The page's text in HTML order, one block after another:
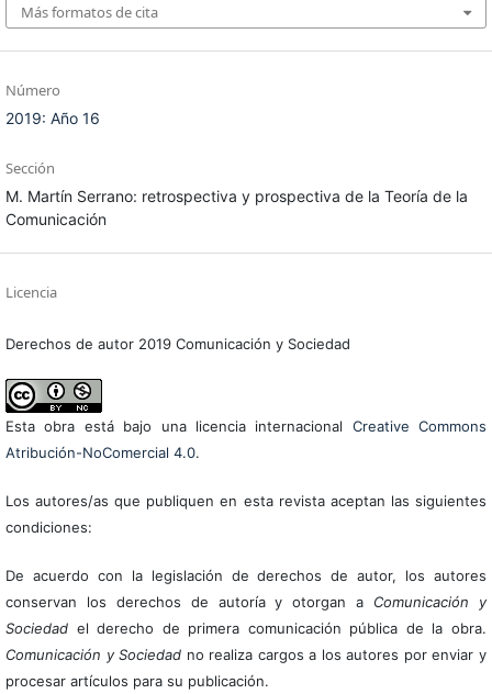
Más formatos de cita
Número
2019: Año 16
Sección
M. Martín Serrano: retrospectiva y prospectiva de la Teoría de la
Comunicación
Licencia
Derechos de autor 2019 Comunicación y Sociedad
Esta obra está bajo una licencia internacional Creative Commons
Atribución-NoComercial 4.0.
Los autores/as que publiquen en esta revista aceptan las siguientes
condiciones:
De acuerdo con la legislación de derechos de autor, los autores
conservan los derechos de autoría y otorgan a Comunicación y
Sociedadel derecho de primera comunicación pública de la obra.
Comunicación y Sociedad no realiza cargos a los autores por enviar y
procesar artículos para su publicación.